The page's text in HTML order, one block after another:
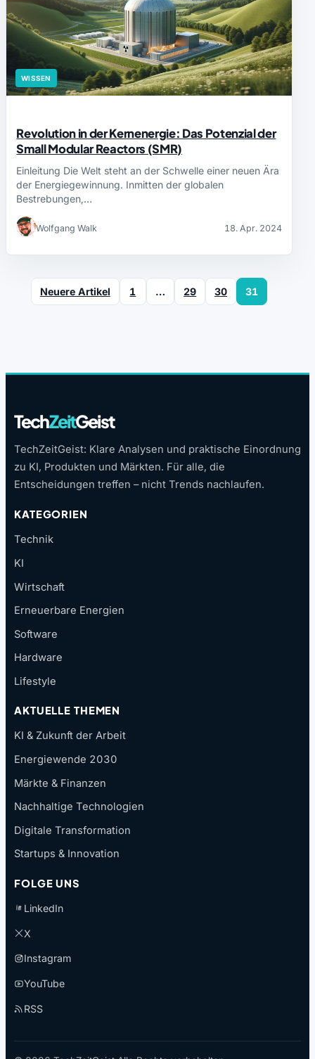
WISSEN
Revolution in der Kernenergie: Das Potenzial der
Small Modular Reactors (SMR)
Einleitung Die Welt steht an der Schwelle einer neuen Ära
der Energiegewinnung. Inmitten der globalen
Bestrebungen,…
Wolfgang Walk 18. Apr. 2024
Neuere Artikel 1 … 29 30 31
TechZeitGeist
TechZeitGeist: Klare Analysen und praktische Einordnung
zu KI, Produkten und Märkten. Für alle, die
Entscheidungen treffen – nicht Trends nachlaufen.
KATEGORIEN
Technik
KI
Wirtschaft
Erneuerbare Energien
Software
Hardware
Lifestyle
AKTUELLE THEMEN
KI & Zukunft der Arbeit
Energiewende 2030
Märkte & Finanzen
Nachhaltige Technologien
Digitale Transformation
Startups & Innovation
FOLGE UNS
LinkedIn
X
Instagram
YouTube
RSS